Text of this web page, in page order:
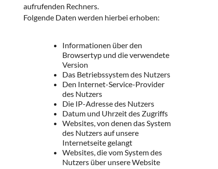
aufrufenden Rechners.
Folgende Daten werden hierbei erhoben:
Informationen über den
Browsertyp und die verwendete
Version
Das Betriebssystem des Nutzers
Den Internet-Service-Provider
des Nutzers
Die IP-Adresse des Nutzers
Datum und Uhrzeit des Zugriffs
Websites, von denen das System
des Nutzers auf unsere
Internetseite gelangt
Websites, die vom System des
Nutzers über unsere Website